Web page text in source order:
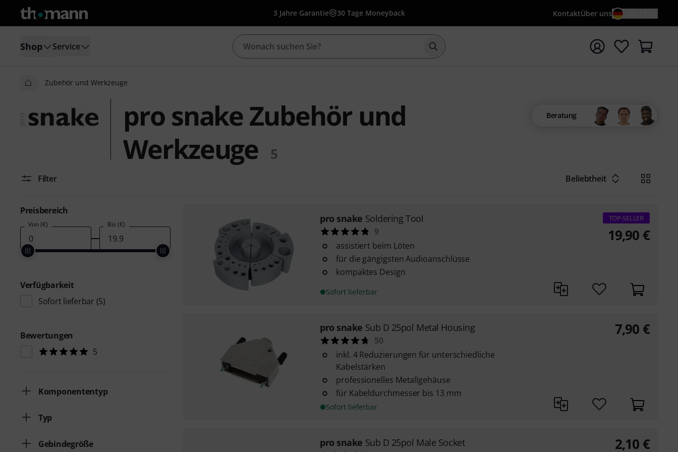
3 Jahre Garantie 30 Tage Moneyback KontaktÜber uns
Shop Service Suche mit Suchwort {searchTerm} starten
Zubehör und Werkzeuge
pro snake Zubehör und
Werkzeuge
5
Beratung
Filter Beliebtheit
Preisbereich
Von (€) Bis (€)
Verfügbarkeit
Sofort lieferbar (5)
Bewertungen
5
Komponententyp
Typ
Gebindegröße
pro snake Soldering Tool
9
assistiert beim Löten
für die gängigsten Audioanschlüsse
kompaktes Design
Sofort lieferbar
TOP-SELLER
19,90 €
pro snake Sub D 25pol Metal Housing
50
inkl. 4 Reduzierungen für unterschiedliche
Kabelstärken
professionelles Metallgehäuse
für Kabeldurchmesser bis 13 mm
Sofort lieferbar
7,90 €
pro snake Sub D 25pol Male Socket 2,10 €